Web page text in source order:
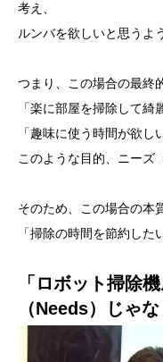
考え、
ルンバを欲しいと思うよ
つまり、この場合の最終
「楽に部屋を掃除して綺
「趣味に使う時間が欲し
このような目的、ニーズ
そのため、この場合の本
「掃除の時間を節約した
「ロボット掃除
（Needs）じゃ